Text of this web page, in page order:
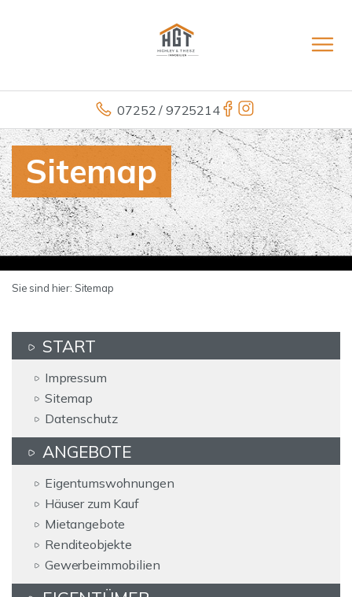
07252 / 9725214
Sitemap
Sie sind hier: Sitemap
START
Impressum
Sitemap
Datenschutz
ANGEBOTE
Eigentumswohnungen
Häuser zum Kauf
Mietangebote
Renditeobjekte
Gewerbeimmobilien